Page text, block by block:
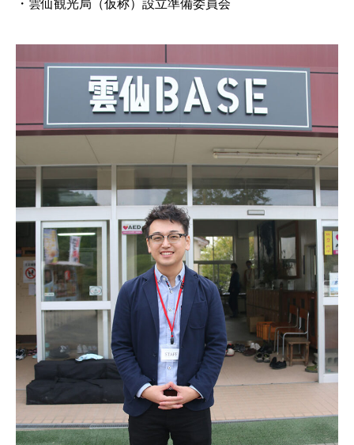
・雲仙観光局（仮称）設立準備委員会